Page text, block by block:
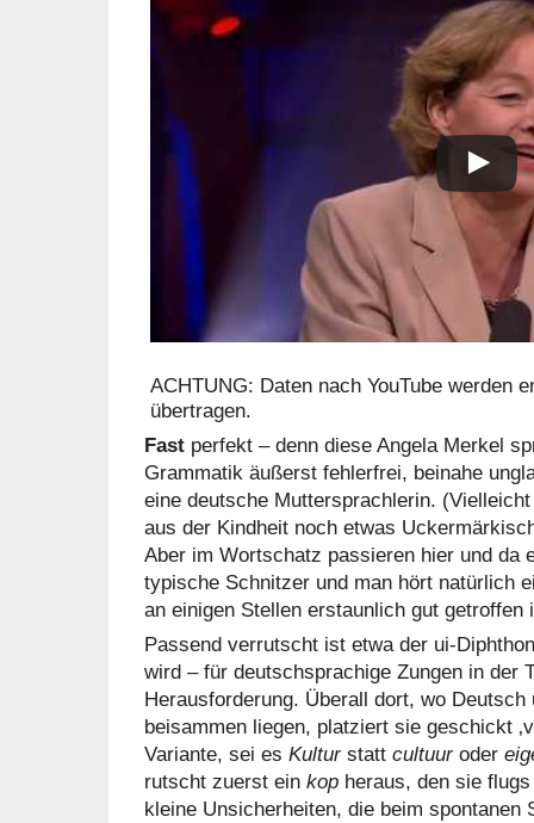
ACHTUNG: Daten nach YouTube werden
übertragen.
Fast perfekt – denn diese Angela Merkel
Grammatik äußerst fehlerfrei, beinahe
eine deutsche Muttersprachlerin.
aus der Kindheit noch etwas
Aber im Wortschatz passieren hier und da
typische Schnitzer und man hört natürlich
an einigen Stellen erstaunlich gut getroffen
Passend verrutscht ist etwa der ui-
wird – für deutschsprachige Zungen in der
Herausforderung. Überall dort, wo
beisammen liegen, platziert sie geschickt
Variante, sei es Kultur statt cultuur oder
rutscht zuerst ein kop heraus, den sie
kleine Unsicherheiten, die beim spontanen